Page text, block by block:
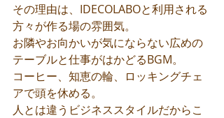
その理由は、IDECOLABOと利用される
方々が作る場の雰囲気。
お隣やお向かいが気にならない広めの
テーブルと仕事がはかどるBGM。
コーヒー、知恵の輪、ロッキングチェ
アで頭を休める。
人とは違うビジネススタイルだからこ